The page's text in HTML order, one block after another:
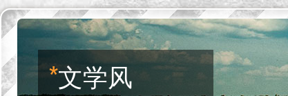
*文学风